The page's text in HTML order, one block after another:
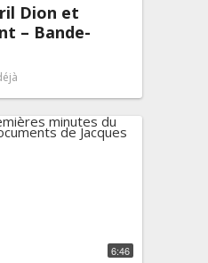
Dion et
– Bande-
6:46